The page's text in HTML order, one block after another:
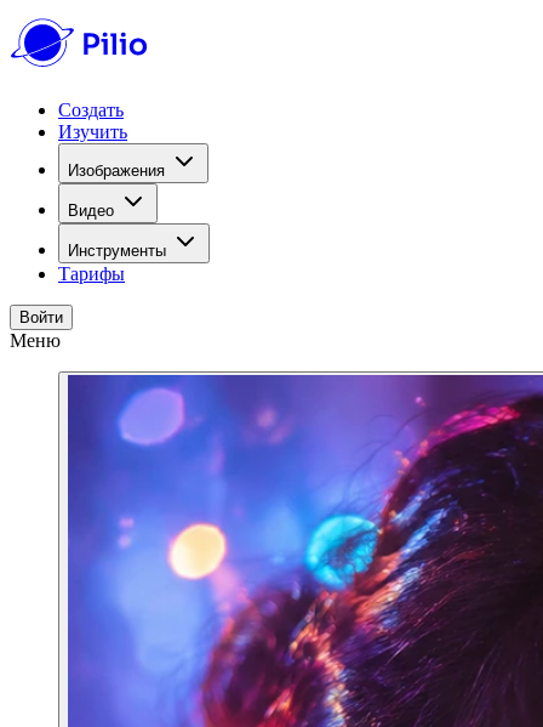
Создать
Изучить
Изображения
Видео
Инструменты
Тарифы
Войти
Меню